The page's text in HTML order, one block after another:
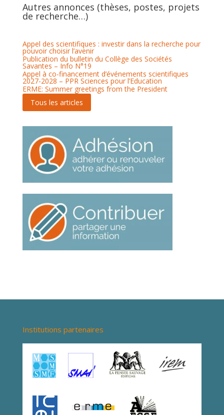
Autres annonces (thèses, postes, projets
de recherche…)
Appel des scientifiques : investir dans la recherche pour
pouvoir choisir l’avenir
Publication du bulletin du Collège des Sociétés
Savantes – Info N°19
Appel à co-financement d’événements scientifiques
2027-2028 – PPR Sciences pour l’Education
ERME: Summer greetings from the President
Tous les articles
Institutions partenaires